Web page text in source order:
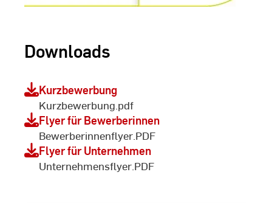
Downloads
Kurzbewerbung
Kurzbewerbung.pdf
Flyer für Bewerberinnen
Bewerberinnenflyer.PDF
Flyer für Unternehmen
Unternehmensflyer.PDF